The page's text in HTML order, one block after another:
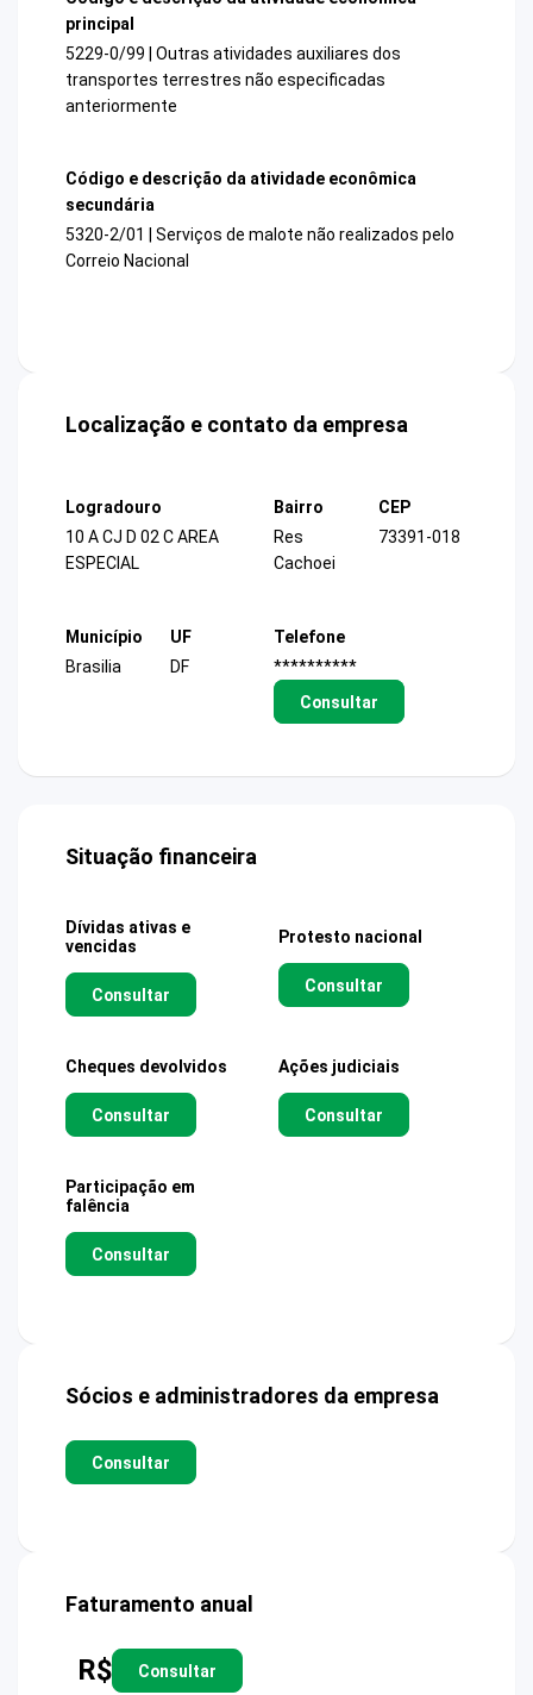
principal
5229-0/99 | Outras atividades auxiliares dos
transportes terrestres não especificadas
anteriormente
Código e descrição da atividade econômica
secundária
5320-2/01 | Serviços de malote não realizados pelo
Correio Nacional
Localização e contato da empresa
Logradouro
10 A CJ D 02 C AREA
ESPECIAL
Bairro
Res
Cachoei
CEP
73391-018
Município
Brasilia
UF
DF
Telefone
**********
Consultar
Situação financeira
Dívidas ativas e
vencidas
Consultar
Protesto nacional
Consultar
Cheques devolvidos
Consultar
Ações judiciais
Consultar
Participação em
falência
Consultar
Sócios e administradores da empresa
Consultar
Faturamento anual
R$ Consultar